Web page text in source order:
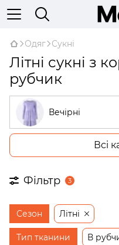
Одяг Сукні
Літні сукні з
рубчик
Вечірні
Великі розміри
На запах
Бежеві
Всі
Фільтр 3
Сезон Літні
Тип тканини В